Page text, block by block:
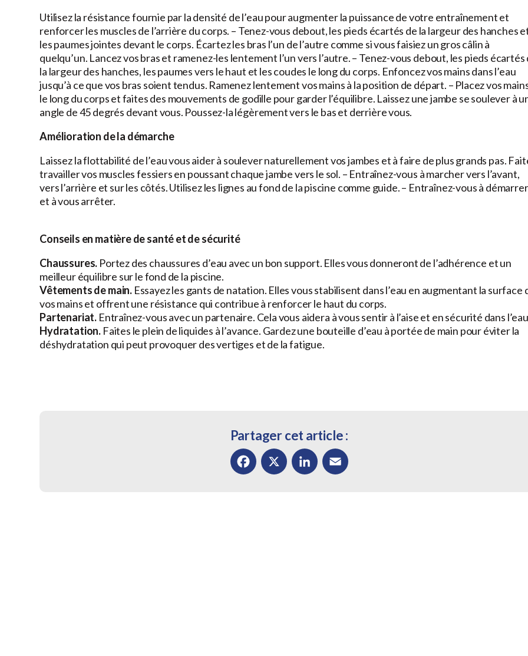
Utilisez la résistance fournie par la densité de l’eau pour augmenter la puissance de votre entraînement et
renforcer les muscles de l’arrière du corps. – Tenez-vous debout, les pieds écartés de la largeur des hanches
les paumes jointes devant le corps. Écartez les bras l’un de l’autre comme si vous faisiez un gros câlin à
quelqu’un. Lancez vos bras et ramenez-les lentement l’un vers l’autre. – Tenez-vous debout, les pieds écartés
la largeur des hanches, les paumes vers le haut et les coudes le long du corps. Enfoncez vos mains dans l’eau
jusqu’à ce que vos bras soient tendus. Ramenez lentement vos mains à la position de départ. – Placez vos
le long du corps et faites des mouvements de godille pour garder l’équilibre. Laissez une jambe se soulever à
angle de 45 degrés devant vous. Poussez-la légèrement vers le bas et derrière vous.
Amélioration de la démarche
Laissez la flottabilité de l’eau vous aider à soulever naturellement vos jambes et à faire de plus grands pas.
travailler vos muscles fessiers en poussant chaque jambe vers le sol. – Entraînez-vous à marcher vers l’avant,
vers l’arrière et sur les côtés. Utilisez les lignes au fond de la piscine comme guide. – Entraînez-vous à démarrer
et à vous arrêter.
Conseils en matière de santé et de sécurité
Chaussures. Portez des chaussures d’eau avec un bon support. Elles vous donneront de l’adhérence et un
meilleur équilibre sur le fond de la piscine.
Vêtements de main. Essayez les gants de natation. Elles vous stabilisent dans l’eau en augmentant la surface
vos mains et offrent une résistance qui contribue à renforcer le haut du corps.
Partenariat. Entraînez-vous avec un partenaire. Cela vous aidera à vous sentir à l’aise et en sécurité dans
Hydratation. Faites le plein de liquides à l’avance. Gardez une bouteille d’eau à portée de main pour éviter la
déshydratation qui peut provoquer des vertiges et de la fatigue.
Partager cet article :